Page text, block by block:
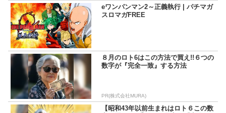
eワンパンマン2～正義執行 | パチマガ
スロマガFREE
８月のロト6はこの方法で買え!!６つの
数字が『完全一致』する方法
PR(株式会社MURA)
【昭和43年以前生まれはロト６この数